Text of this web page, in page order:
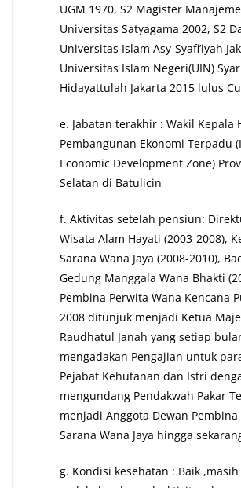
UGM 1970, S2 Magister
Universitas Satyagama 2002, S2
Universitas Islam Asy-Syafi’iyah
Universitas Islam Negeri(UIN)
Hidayattulah Jakarta 2015 lulus
e. Jabatan terakhir : Wakil Kepala
Pembangunan Ekonomi Terpadu
Economic Development Zone)
Selatan di Batulicin
f. Aktivitas setelah pensiun:
Wisata Alam Hayati (2003-2008),
Sarana Wana Jaya (2008-2010),
Gedung Manggala Wana Bhakti
Pembina Perwita Wana Kencana
2008 ditunjuk menjadi Ketua
Raudhatul Janah yang setiap
mengadakan Pengajian untuk
Pejabat Kehutanan dan Istri
mengundang Pendakwah Pakar
menjadi Anggota Dewan Pembina
Sarana Wana Jaya hingga
g. Kondisi kesehatan : Baik